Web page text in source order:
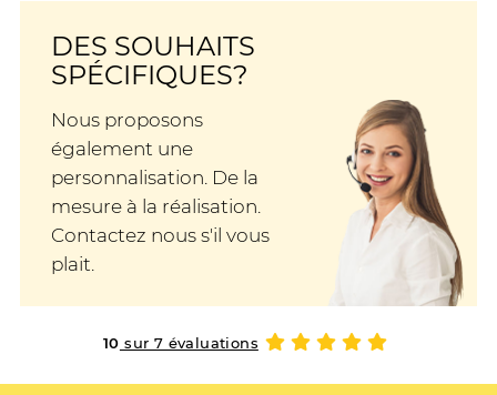
DES SOUHAITS
SPÉCIFIQUES?
Nous proposons
également une
personnalisation. De la
mesure à la réalisation.
Contactez nous s'il vous
plait.
10 sur 7 évaluations